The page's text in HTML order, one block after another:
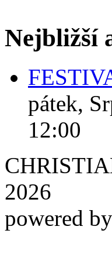
Nejbližší
pátek,
12:00
2026
powered by